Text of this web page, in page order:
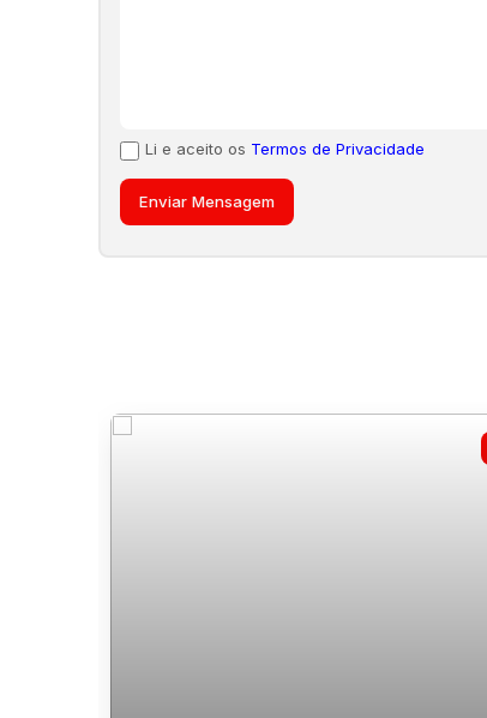
Li e aceito os Termos de Privacidade